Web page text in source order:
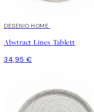
DESENIO HOME
Abstract Lines Tablett
34,95 €